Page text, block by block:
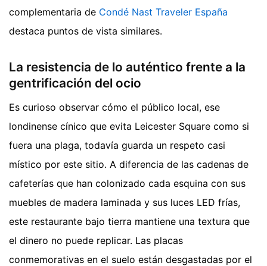
complementaria de Condé Nast Traveler España
destaca puntos de vista similares.
La resistencia de lo auténtico frente a la
gentrificación del ocio
Es curioso observar cómo el público local, ese
londinense cínico que evita Leicester Square como si
fuera una plaga, todavía guarda un respeto casi
místico por este sitio. A diferencia de las cadenas de
cafeterías que han colonizado cada esquina con sus
muebles de madera laminada y sus luces LED frías,
este restaurante bajo tierra mantiene una textura que
el dinero no puede replicar. Las placas
conmemorativas en el suelo están desgastadas por el